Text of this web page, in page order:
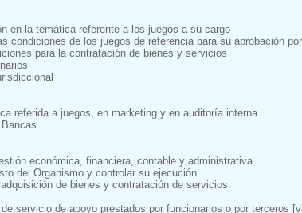
en la temática referente a los juegos a su cargo
condiciones de los juegos de referencia para su aprobación
para la contratación de bienes y servicios
referida a juegos, en marketing y en auditoría interna
económica, financiera, contable y administrativa.
del Organismo y controlar su ejecución.
de bienes y contratación de servicios.
servicio de apoyo prestados por funcionarios o por terceros